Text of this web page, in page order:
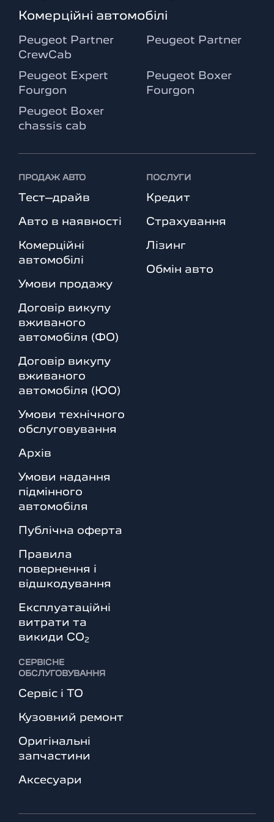
Комерційні автомобілі
Peugeot Partner
CrewCab
Peugeot Partner
Peugeot Expert
Fourgon
Peugeot Boxer
Fourgon
Peugeot Boxer
chassis cab
ПРОДАЖ АВТО
Тест–драйв
Авто в наявності
Комерційні
автомобілі
Умови продажу
Договір викупу
вживаного
автомобіля (ФО)
Договір викупу
вживаного
автомобіля (ЮО)
Умови технічного
обслуговування
Архів
Умови надання
підмінного
автомобіля
Публічна оферта
Правила
повернення і
відшкодування
Експлуатаційні
витрати та
викиди СО2
ПОСЛУГИ
Кредит
Страхування
Лізинг
Обмін авто
СЕРВІСНЕ
ОБСЛУГОВУВАННЯ
Сервіс і ТО
Кузовний ремонт
Оригінальні
запчастини
Аксесуари